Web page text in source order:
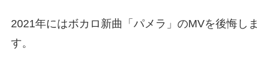
2021年にはボカロ新曲「パメラ」のMVを後悔しま
す。